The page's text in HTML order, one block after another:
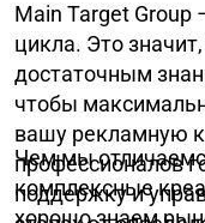
Main Target Group
цикла. Это
достаточным
чтобы
вашу рекламную
профессионалов
поддержку и
Чем мы
комплексные
хорошо знаем